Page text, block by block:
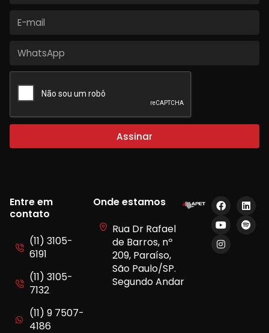
Assinar
Entre em
contato
(11) 3105-
6191
(11) 3105-
7132
(11) 9 7507-
4186
Onde estamos
Rua Dr Rafael
de Barros, nº
209, Paraíso,
São Paulo/SP.
Segundo Andar